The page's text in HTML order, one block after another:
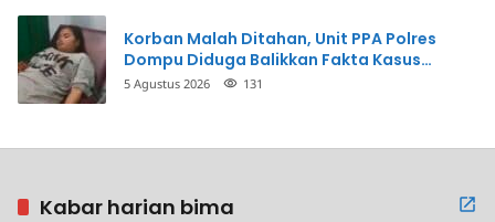
Korban Malah Ditahan, Unit PPA Polres
Dompu Diduga Balikkan Fakta Kasus
Penganiayaan
5 Agustus 2026 131
Kabar harian bima